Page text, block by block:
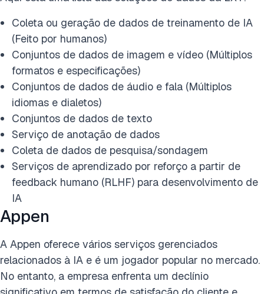
Coleta ou geração de dados de treinamento de IA
(Feito por humanos)
Conjuntos de dados de imagem e vídeo (Múltiplos
formatos e especificações)
Conjuntos de dados de áudio e fala (Múltiplos
idiomas e dialetos)
Conjuntos de dados de texto
Serviço de anotação de dados
Coleta de dados de pesquisa/sondagem
Serviços de aprendizado por reforço a partir de
feedback humano (RLHF) para desenvolvimento de
IA
Appen
A Appen oferece vários serviços gerenciados
relacionados à IA e é um jogador popular no mercado.
No entanto, a empresa enfrenta um declínio